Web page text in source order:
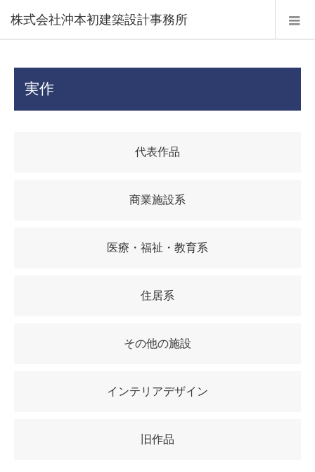
株式会社沖本初建築設計事務所
実作
代表作品
商業施設系
医療・福祉・教育系
住居系
その他の施設
インテリアデザイン
旧作品